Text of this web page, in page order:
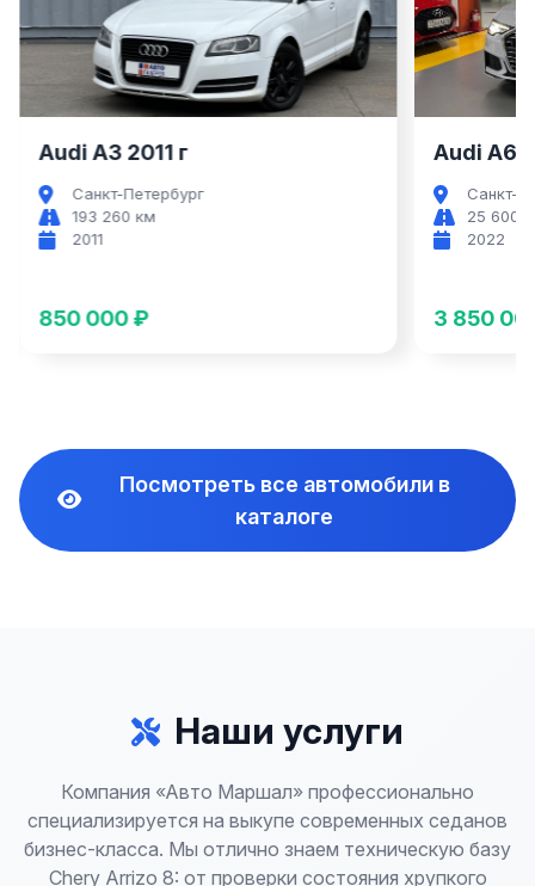
Audi A3
Audi A3 2011 г
Санкт-Петербург
193 260 км
2011
850 000 ₽
Audi A6
Санкт-
25 600
2022
3 850
Посмотреть все автомобили в
каталоге
Наши услуги
Компания «Авто Маршал» профессионально
специализируется на выкупе современных седанов
бизнес-класса. Мы отлично знаем техническую базу
Chery Arrizo 8: от проверки состояния хрупкого